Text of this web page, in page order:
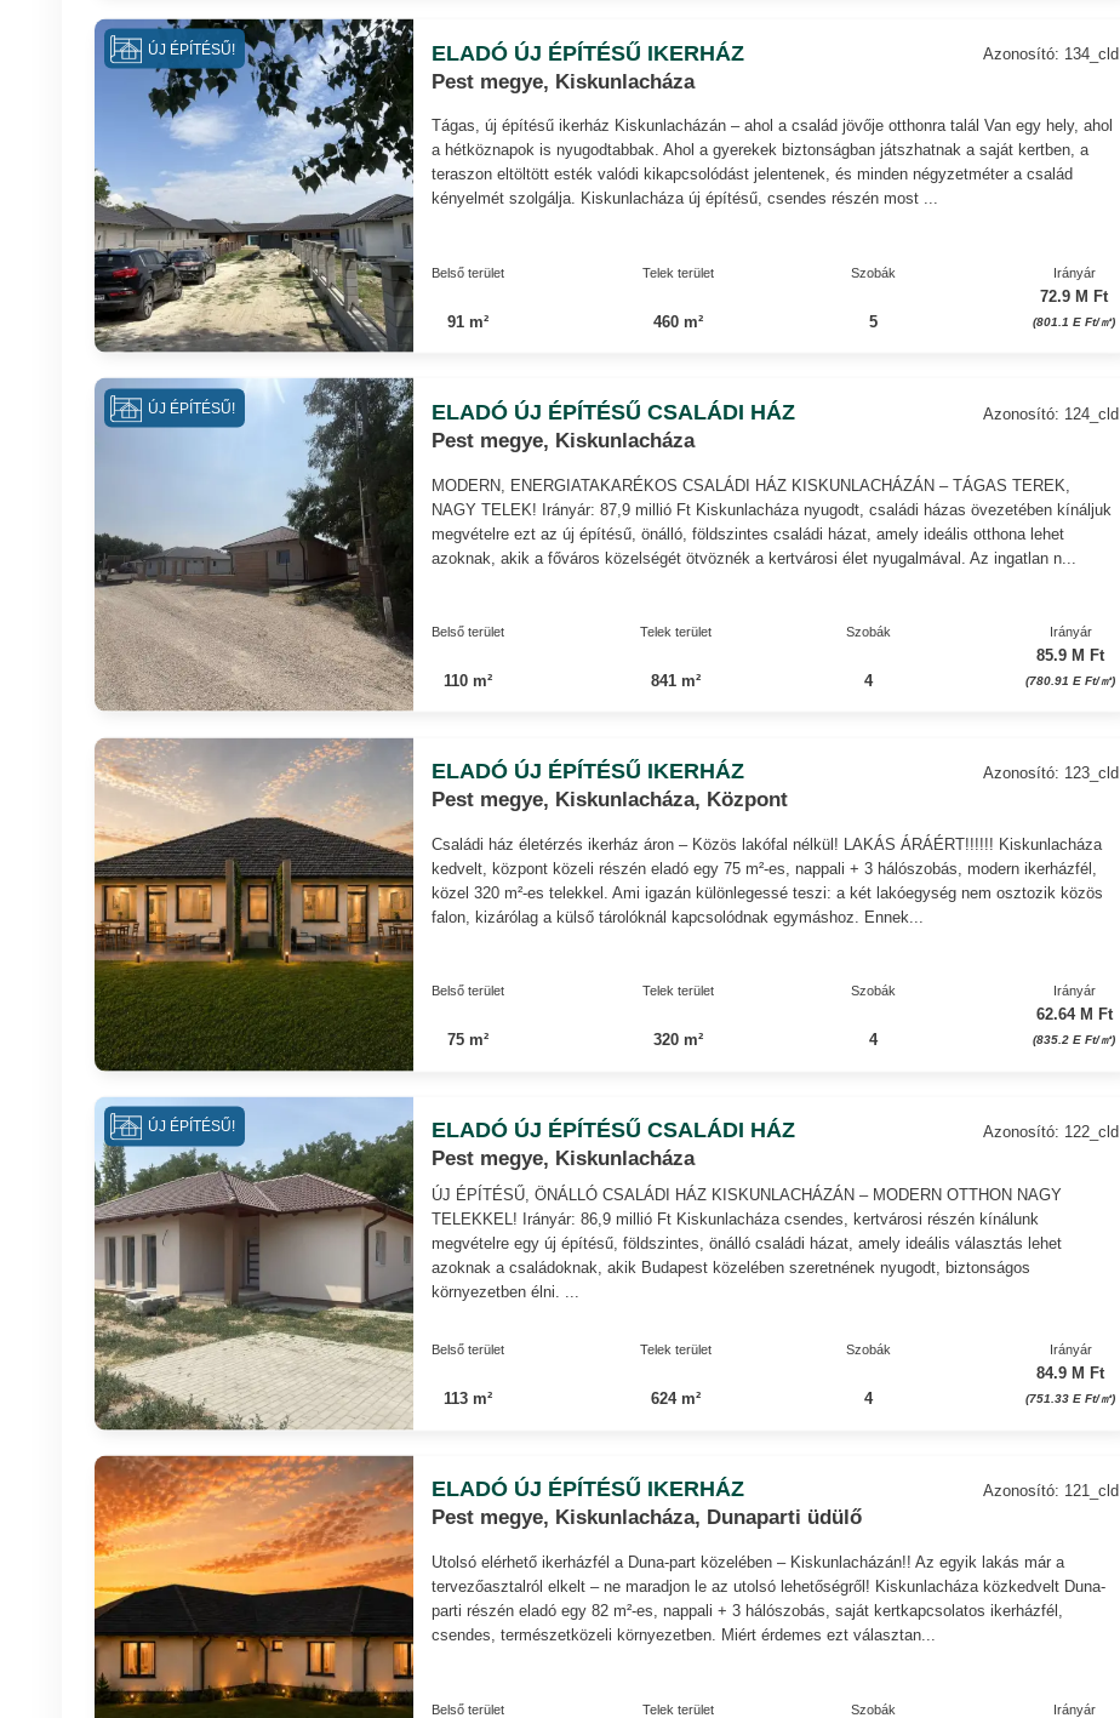
ELADÓ ÚJ ÉPÍTÉSŰ IKERHÁZ
Pest megye, Kiskunlacháza
Azonosító: 134_cld
Tágas, új építésű ikerház Kiskunlacházán – ahol a család jövője otthonra talál Van egy hely, ahol
a hétköznapok is nyugodtabbak. Ahol a gyerekek biztonságban játszhatnak a saját kertben, a
teraszon eltöltött esték valódi kikapcsolódást jelentenek, és minden négyzetméter a család
kényelmét szolgálja. Kiskunlacháza új építésű, csendes részén most ...
Belső terület
91 m²
Telek terület
460 m²
Szobák
5
Irányár
72.9 M Ft
(801.1 E Ft/㎡)
ÚJ ÉPÍTÉSŰ!
ELADÓ ÚJ ÉPÍTÉSŰ CSALÁDI HÁZ
Pest megye, Kiskunlacháza
Azonosító: 124_cld
MODERN, ENERGIATAKARÉKOS CSALÁDI HÁZ KISKUNLACHÁZÁN – TÁGAS TEREK,
NAGY TELEK! Irányár: 87,9 millió Ft Kiskunlacháza nyugodt, családi házas övezetében kínáljuk
megvételre ezt az új építésű, önálló, földszintes családi házat, amely ideális otthona lehet
azoknak, akik a főváros közelségét ötvöznék a kertvárosi élet nyugalmával. Az ingatlan n...
Belső terület
110 m²
Telek terület
841 m²
Szobák
4
Irányár
85.9 M Ft
(780.91 E Ft/㎡)
ÚJ ÉPÍTÉSŰ!
ELADÓ ÚJ ÉPÍTÉSŰ IKERHÁZ
Pest megye, Kiskunlacháza, Központ
Azonosító: 123_cld
Családi ház életérzés ikerház áron – Közös lakófal nélkül! LAKÁS ÁRÁÉRT!!!!!! Kiskunlacháza
kedvelt, központ közeli részén eladó egy 75 m²-es, nappali + 3 hálószobás, modern ikerházfél,
közel 320 m²-es telekkel. Ami igazán különlegessé teszi: a két lakóegység nem osztozik közös
falon, kizárólag a külső tárolóknál kapcsolódnak egymáshoz. Ennek...
Belső terület
75 m²
Telek terület
320 m²
Szobák
4
Irányár
62.64 M Ft
(835.2 E Ft/㎡)
ELADÓ ÚJ ÉPÍTÉSŰ CSALÁDI HÁZ
Pest megye, Kiskunlacháza
Azonosító: 122_cld
ÚJ ÉPÍTÉSŰ, ÖNÁLLÓ CSALÁDI HÁZ KISKUNLACHÁZÁN – MODERN OTTHON NAGY
TELEKKEL! Irányár: 86,9 millió Ft Kiskunlacháza csendes, kertvárosi részén kínálunk
megvételre egy új építésű, földszintes, önálló családi házat, amely ideális választás lehet
azoknak a családoknak, akik Budapest közelében szeretnének nyugodt, biztonságos
környezetben élni. ...
Belső terület
113 m²
Telek terület
624 m²
Szobák
4
Irányár
84.9 M Ft
(751.33 E Ft/㎡)
ÚJ ÉPÍTÉSŰ!
ELADÓ ÚJ ÉPÍTÉSŰ IKERHÁZ
Pest megye, Kiskunlacháza, Dunaparti üdülő
Azonosító: 121_cld
Utolsó elérhető ikerházfél a Duna-part közelében – Kiskunlacházán!! Az egyik lakás már a
tervezőasztalról elkelt – ne maradjon le az utolsó lehetőségről! Kiskunlacháza közkedvelt Duna-
parti részén eladó egy 82 m²-es, nappali + 3 hálószobás, saját kertkapcsolatos ikerházfél,
csendes, természetközeli környezetben. Miért érdemes ezt választan...
Belső terület Telek terület Szobák Irányár